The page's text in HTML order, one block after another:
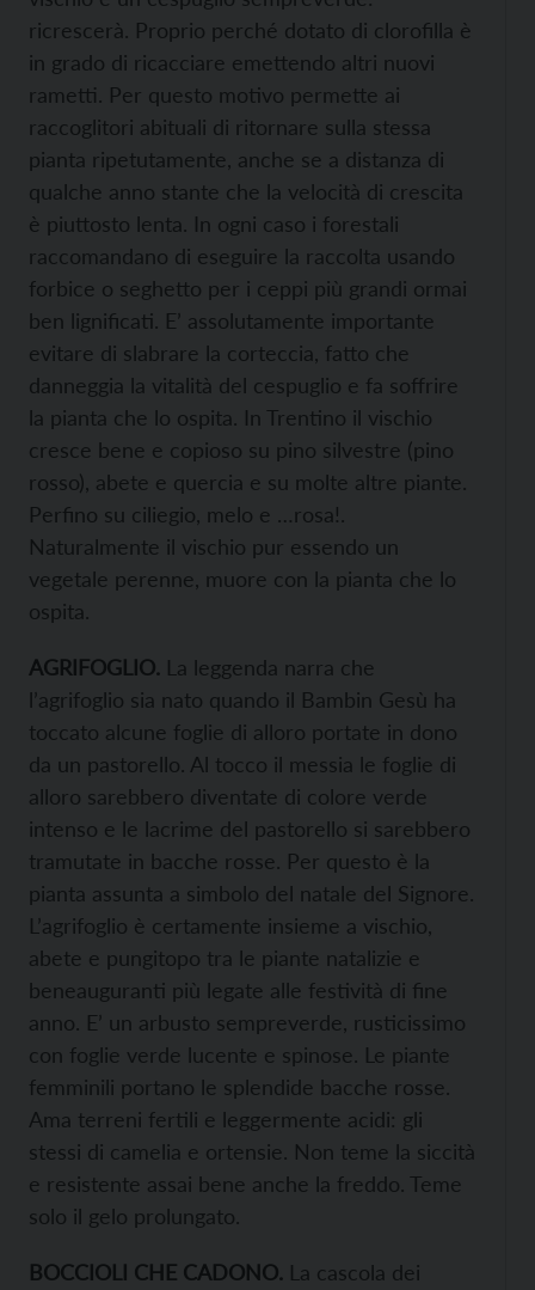
ricrescerà. Proprio perché dotato di clorofilla è
in grado di ricacciare emettendo altri nuovi
rametti. Per questo motivo permette ai
raccoglitori abituali di ritornare sulla stessa
pianta ripetutamente, anche se a distanza di
qualche anno stante che la velocità di crescita
è piuttosto lenta. In ogni caso i forestali
raccomandano di eseguire la raccolta usando
forbice o seghetto per i ceppi più grandi ormai
ben lignificati. E’ assolutamente importante
evitare di slabrare la corteccia, fatto che
danneggia la vitalità del cespuglio e fa soffrire
la pianta che lo ospita. In Trentino il vischio
cresce bene e copioso su pino silvestre (pino
rosso), abete e quercia e su molte altre piante.
Perfino su ciliegio, melo e …rosa!.
Naturalmente il vischio pur essendo un
vegetale perenne, muore con la pianta che lo
ospita.
AGRIFOGLIO. La leggenda narra che
l’agrifoglio sia nato quando il Bambin Gesù ha
toccato alcune foglie di alloro portate in dono
da un pastorello. Al tocco il messia le foglie di
alloro sarebbero diventate di colore verde
intenso e le lacrime del pastorello si sarebbero
tramutate in bacche rosse. Per questo è la
pianta assunta a simbolo del natale del Signore.
L’agrifoglio è certamente insieme a vischio,
abete e pungitopo tra le piante natalizie e
beneauguranti più legate alle festività di fine
anno. E’ un arbusto sempreverde, rusticissimo
con foglie verde lucente e spinose. Le piante
femminili portano le splendide bacche rosse.
Ama terreni fertili e leggermente acidi: gli
stessi di camelia e ortensie. Non teme la siccità
e resistente assai bene anche la freddo. Teme
solo il gelo prolungato.
BOCCIOLI CHE CADONO. La cascola dei